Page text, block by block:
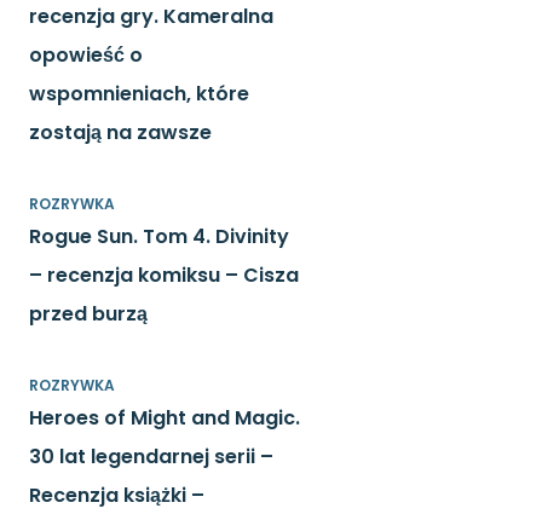
recenzja gry. Kameralna
opowieść o
wspomnieniach, które
zostają na zawsze
ROZRYWKA
Rogue Sun. Tom 4. Divinity
– recenzja komiksu – Cisza
przed burzą
ROZRYWKA
Heroes of Might and Magic.
30 lat legendarnej serii –
Recenzja książki –